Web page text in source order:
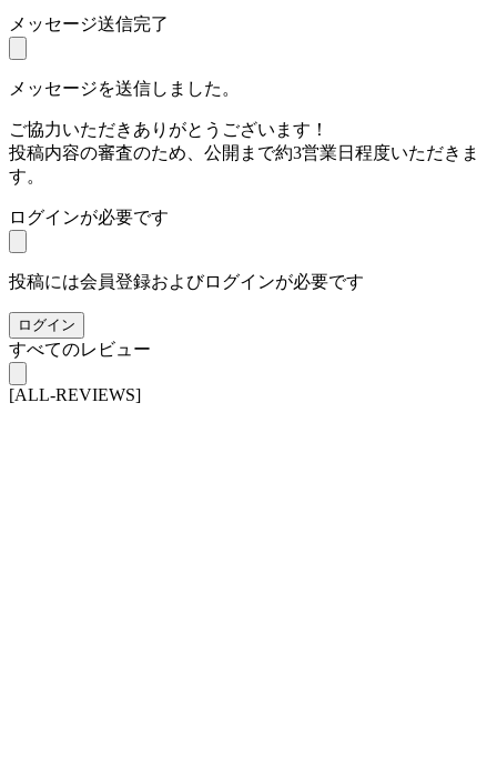
メッセージ送信完了
メッセージを送信しました。
ご協力いただきありがとうございます！
投稿内容の審査のため、公開まで約3営業日程度いただきま
す。
ログインが必要です
投稿には会員登録およびログインが必要です
ログイン
すべてのレビュー
[ALL-REVIEWS]